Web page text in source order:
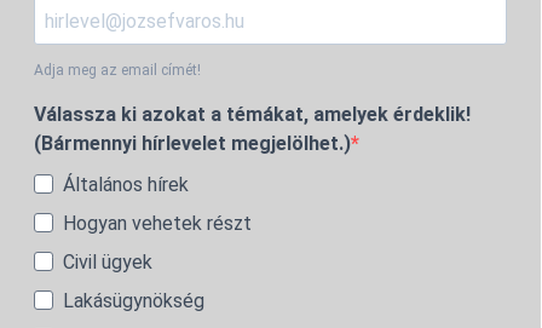
Adja meg az email címét!
Válassza ki azokat a témákat, amelyek érdeklik!
(Bármennyi hírlevelet megjelölhet.)
Általános hírek
Hogyan vehetek részt
Civil ügyek
Lakásügynökség